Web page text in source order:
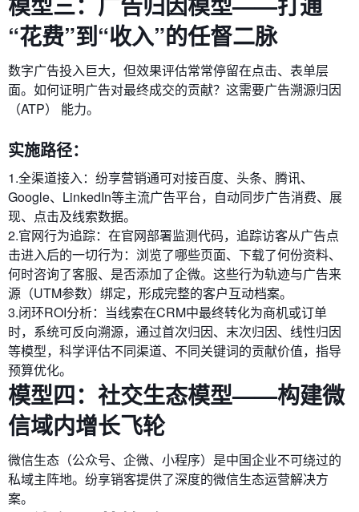
“花费”到“收入”的任督二脉
数字广告投入巨大，但效果评估常常停留在点击、表单层
面。如何证明广告对最终成交的贡献？这需要广告溯源归因
（ATP）​ 能力。
实施路径：
1.全渠道接入：纷享营销通可对接百度、头条、腾讯、
Google、LinkedIn等主流广告平台，自动同步广告消费、展
现、点击及线索数据。
2.官网行为追踪：在官网部署监测代码，追踪访客从广告点
击进入后的一切行为：浏览了哪些页面、下载了何份资料、
何时咨询了客服、是否添加了企微。这些行为轨迹与广告来
源（UTM参数）绑定，形成完整的客户互动档案。
3.闭环ROI分析：当线索在CRM中最终转化为商机或订单
时，系统可反向溯源，通过首次归因、末次归因、线性归因
等模型，科学评估不同渠道、不同关键词的贡献价值，指导
预算优化。
模型四：社交生态模型——构建微
信域内增长飞轮
微信生态（公众号、企微、小程序）是中国企业不可绕过的
私域主阵地。纷享销客提供了深度的微信生态运营解决方
案。